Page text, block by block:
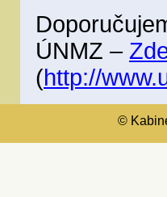
ÚNMZ –
(http://
©